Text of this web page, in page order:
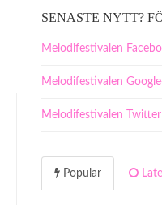
SENASTE NYTT?
Melodifestivalen
Melodifestivalen
Melodifestivalen Twitter
Popular